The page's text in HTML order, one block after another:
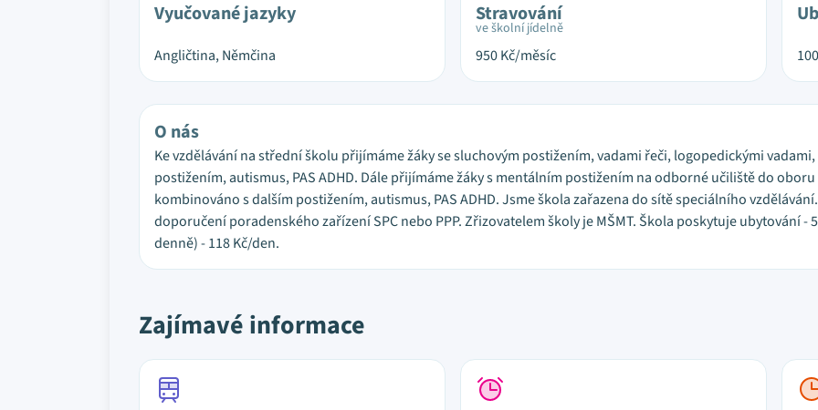
Vyučované jazyky
Angličtina, Němčina
Stravování
ve školní jídelně
950Kč/měsíc
O nás
Ke vzdělávání na střední školu přijímáme žáky se sluchovým postižením, vadami řeči, logopedickými
postižením, autismus, PAS ADHD. Dále přijímáme žáky s mentálním postižením na odborné učiliště do
kombinováno s dalším postižením, autismus, PAS ADHD. Jsme škola zařazena do sítě speciálního
doporučení poradenského zařízení SPC nebo PPP. Zřizovatelem školy je MŠMT. Škola poskytuje ubytování -
denně) - 118 Kč/den.
Zajímavé informace